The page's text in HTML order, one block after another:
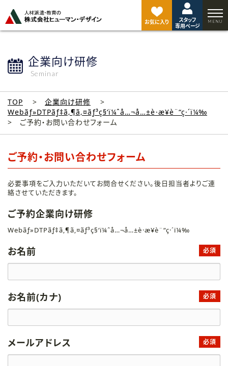
お気に入り
スタッフ
専用ページ
企業向け研修
Seminar
TOP
企業向け研修
Webãƒ»DTPãƒ‡ã‚¶ã‚¤ãƒ³ç§‘ï¼ˆå…¬å…±è·æ¥­è¨“ç·´ï¼‰
ご予約・お問い合わせフォーム
ご予約・お問い合わせフォーム
必要事項をご入力いただいてお問合せください。後日担当者よりご連
絡させていただきます。
ご予約企業向け研修
Webãƒ»DTPãƒ‡ã‚¶ã‚¤ãƒ³ç§‘ï¼ˆå…¬å…±è·æ¥­è¨“ç·´ï¼‰
お名前 必須
お名前(カナ) 必須
メールアドレス 必須
ジ
ト